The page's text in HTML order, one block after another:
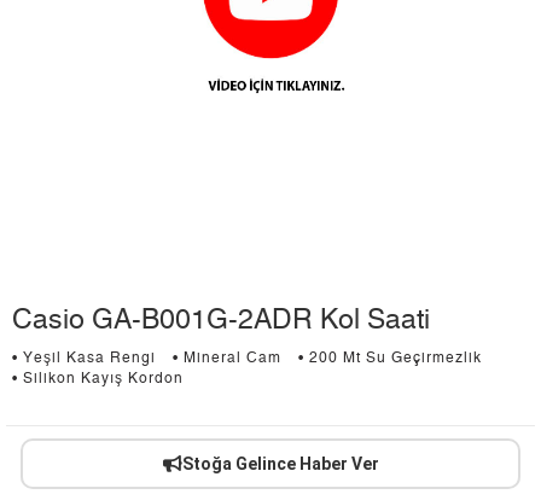
Casio GA-B001G-2ADR Kol Saati
• Yeşil Kasa Rengi • Mineral Cam
• 200 Mt Su Geçirmezlik
• Silikon Kayış Kordon
Stoğa Gelince Haber Ver